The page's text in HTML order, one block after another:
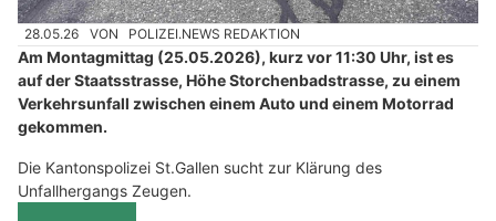
28.05.26 VON POLIZEI.NEWS REDAKTION
Am Montagmittag (25.05.2026), kurz vor 11:30 Uhr, ist es
auf der Staatsstrasse, Höhe Storchenbadstrasse, zu einem
Verkehrsunfall zwischen einem Auto und einem Motorrad
gekommen.
Die Kantonspolizei St.Gallen sucht zur Klärung des
Unfallhergangs Zeugen.